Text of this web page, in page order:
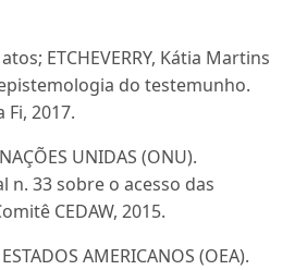
ETCHEVERRY, Kátia Martins
do testemunho.
2017.
UNIDAS (ONU).
n. 33 sobre o acesso das
CEDAW, 2015.
AMERICANOS (OEA).